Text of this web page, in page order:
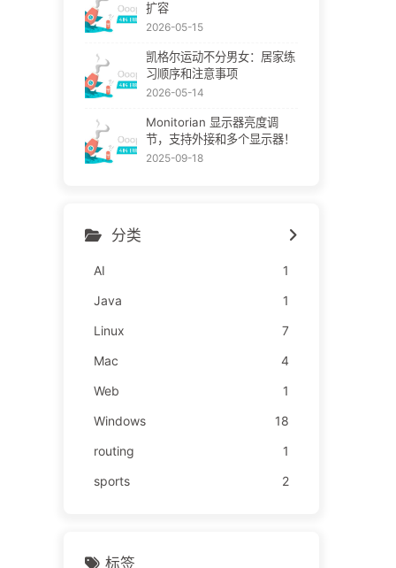
扩容
2026-05-15
凯格尔运动不分男女：居家练
习顺序和注意事项
2026-05-14
Monitorian 显示器亮度调
节，支持外接和多个显示器！
2025-09-18
分类
AI
1
Java
1
Linux
7
Mac
4
Web
1
Windows
18
routing
1
sports
2
标签